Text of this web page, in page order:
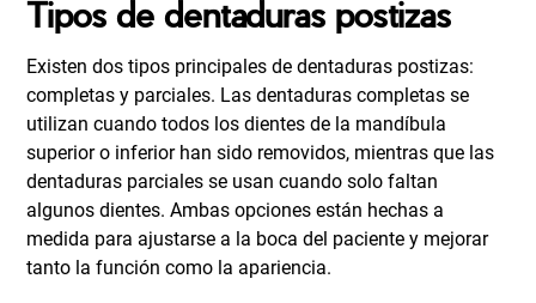
Tipos de dentaduras postizas
Existen dos tipos principales de dentaduras postizas:
completas y parciales. Las dentaduras completas se
utilizan cuando todos los dientes de la mandíbula
superior o inferior han sido removidos, mientras que las
dentaduras parciales se usan cuando solo faltan
algunos dientes. Ambas opciones están hechas a
medida para ajustarse a la boca del paciente y mejorar
tanto la función como la apariencia.